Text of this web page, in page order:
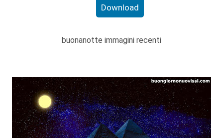
Download
buonanotte immagini recenti